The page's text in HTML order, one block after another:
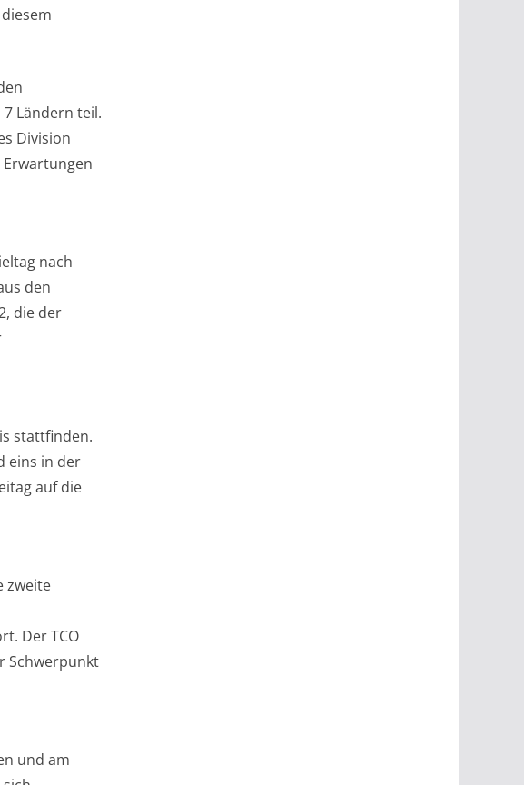
Ländern teil.
Division
nach
den
die der
stattfinden.
eins in der
auf die
zweite
Der TCO
Schwerpunkt
und am